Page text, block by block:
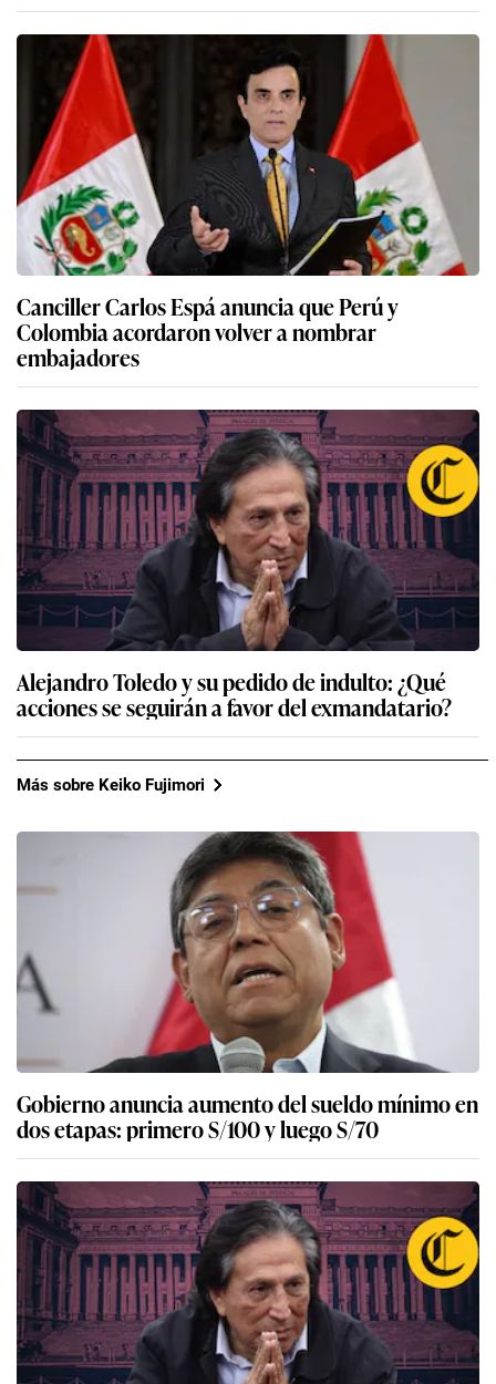
Canciller Carlos Espá anuncia que Perú y
Colombia acordaron volver a nombrar
embajadores
Alejandro Toledo y su pedido de indulto: ¿Qué
acciones se seguirán a favor del exmandatario?
Más sobre Keiko Fujimori
Gobierno anuncia aumento del sueldo mínimo en
dos etapas: primero S/100 y luego S/70